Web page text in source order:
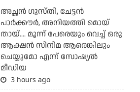
അച്ഛന്‍ ഗുസ്തി, ചേട്ടന്‍
പാര്‍ക്കൗര്‍, അനിയത്തി മൊയ്
തായ്.... മൂന്ന് പേരെയും വെച്ച് ഒരു
ആക്ഷന്‍ സിനിമ ആരെങ്കിലും
ചെയ്യുമോ എന്ന് സോഷ്യല്‍
മീഡിയ
3 hours ago